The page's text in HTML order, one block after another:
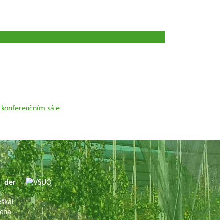
konferenčním sále
der